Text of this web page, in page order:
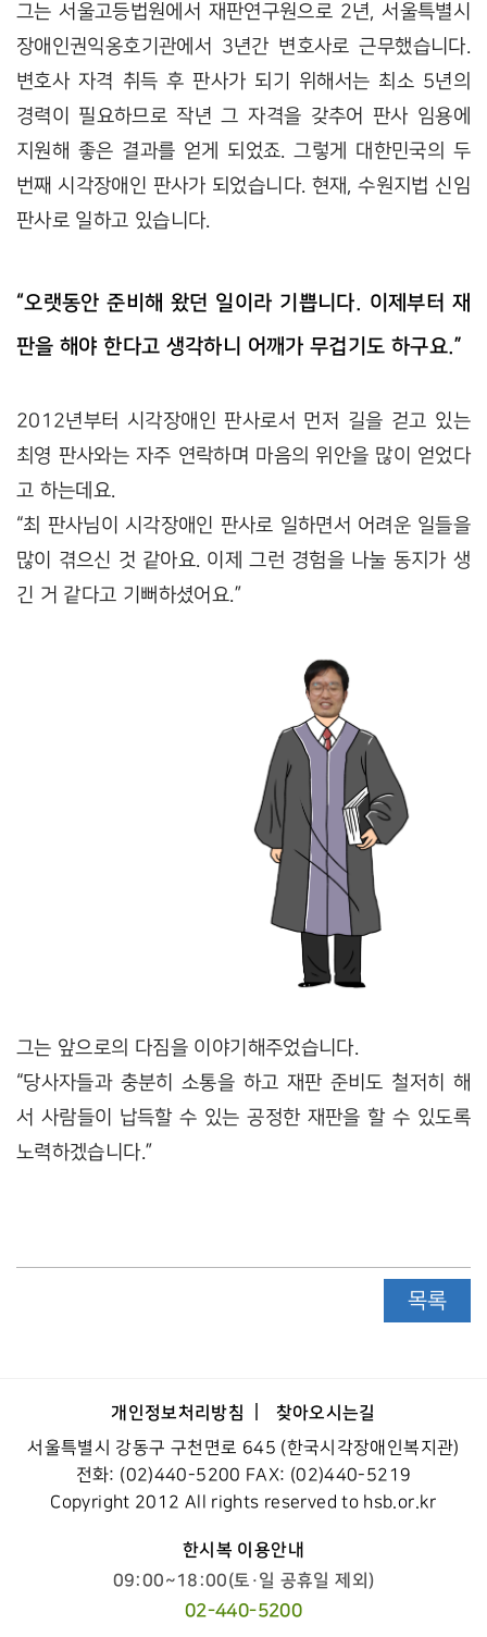
그는 서울고등법원에서 재판연구원으로 2년, 서울특별시
장애인권익옹호기관에서 3년간 변호사로 근무했습니다.
변호사 자격 취득 후 판사가 되기 위해서는 최소 5년의
경력이 필요하므로 작년 그 자격을 갖추어 판사 임용에
지원해 좋은 결과를 얻게 되었죠. 그렇게 대한민국의 두
번째 시각장애인 판사가 되었습니다. 현재, 수원지법 신임
판사로 일하고 있습니다.
“오랫동안 준비해 왔던 일이라 기쁩니다. 이제부터 재
판을 해야 한다고 생각하니 어깨가 무겁기도 하구요.”
2012년부터 시각장애인 판사로서 먼저 길을 걷고 있는
최영 판사와는 자주 연락하며 마음의 위안을 많이 얻었다
고 하는데요.
“최 판사님이 시각장애인 판사로 일하면서 어려운 일들을
많이 겪으신 것 같아요. 이제 그런 경험을 나눌 동지가 생
긴 거 같다고 기뻐하셨어요.”
그는 앞으로의 다짐을 이야기해주었습니다.
“당사자들과 충분히 소통을 하고 재판 준비도 철저히 해
서 사람들이 납득할 수 있는 공정한 재판을 할 수 있도록
노력하겠습니다.”
목록
개인정보처리방침 찾아오시는길
서울특별시 강동구 구천면로 645 (한국시각장애인복지관)
전화: (02)440-5200 FAX: (02)440-5219
Copyright 2012 All rights reserved to hsb.or.kr
한시복 이용안내
09:00~18:00(토·일 공휴일 제외)
02-440-5200